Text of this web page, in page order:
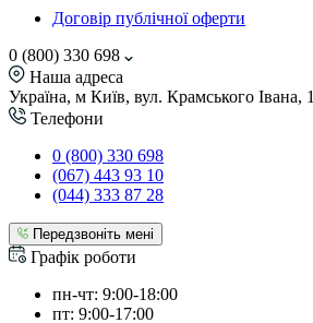
Договір публічної оферти
0 (800) 330 698
Наша адреса
Україна, м Київ, вул. Крамського Івана,
Телефони
0 (800) 330 698
(067) 443 93 10
(044) 333 87 28
Передзвоніть мені
Графік роботи
пн-чт: 9:00-18:00
пт: 9:00-17:00